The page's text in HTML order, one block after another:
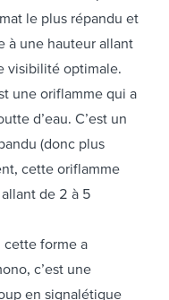
le plus répandu et
à une hauteur allant
visibilité optimale.
une oriflamme qui a
d’eau. C’est un
(donc plus
cette oriflamme
de 2 à 5
cette forme a
c’est une
en signalétique